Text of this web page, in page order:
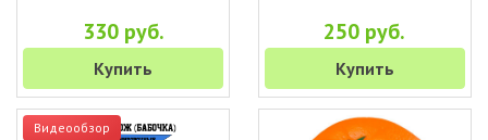
330 руб.
Купить
250 руб.
Купить
Видеообзор